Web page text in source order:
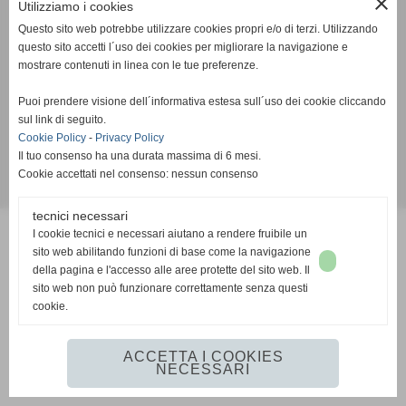
Via Charlie Chaplin 6/8 - Napoli (NA)
C.F 94116680631
Tel. 081 5962444 Fax 081 19308181
Codice IBAN: IT64Y0103003408000000329328
Informativa Cookies
Utilizziamo i cookies
Questo sito web potrebbe utilizzare cookies propri e/o di terzi. Utilizzando
questo sito accetti l´uso dei cookies per migliorare la navigazione e
mostrare contenuti in linea con le tue preferenze.
Puoi prendere visione dell´informativa estesa sull´uso dei cookie cliccando
sul link di seguito.
Cookie Policy - Privacy Policy
Il tuo consenso ha una durata massima di 6 mesi.
Cookie accettati nel consenso: nessun consenso
tecnici necessari
I cookie tecnici e necessari aiutano a rendere fruibile un
sito web abilitando funzioni di base come la navigazione
della pagina e l'accesso alle aree protette del sito web. Il
sito web non può funzionare correttamente senza questi
cookie.
ACCETTA I COOKIES
NECESSARI